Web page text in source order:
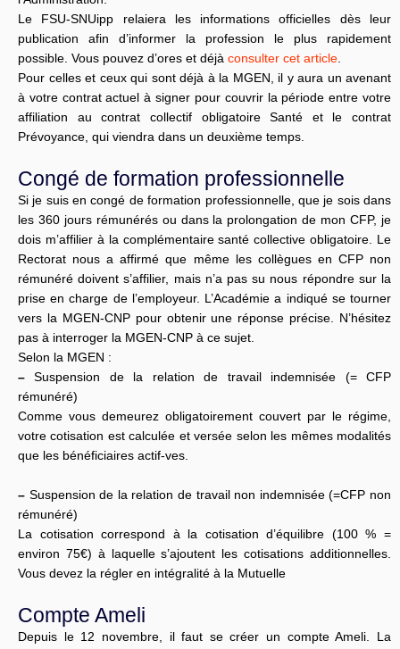
Le FSU-SNUipp relaiera les informations officielles dès leur
publication afin d’informer la profession le plus rapidement
possible. Vous pouvez d’ores et déjà consulter cet article.
Pour celles et ceux qui sont déjà à la MGEN, il y aura un avenant
à votre contrat actuel à signer pour couvrir la période entre votre
affiliation au contrat collectif obligatoire Santé et le contrat
Prévoyance, qui viendra dans un deuxième temps.
Congé de formation professionnelle
Si je suis en congé de formation professionnelle, que je sois dans
les 360 jours rémunérés ou dans la prolongation de mon CFP, je
dois m’affilier à la complémentaire santé collective obligatoire. Le
Rectorat nous a affirmé que même les collègues en CFP non
rémunéré doivent s’affilier, mais n’a pas su nous répondre sur la
prise en charge de l’employeur. L’Académie a indiqué se tourner
vers la MGEN-CNP pour obtenir une réponse précise. N’hésitez
pas à interroger la MGEN-CNP à ce sujet.
Selon la MGEN :
– Suspension de la relation de travail indemnisée (= CFP
rémunéré)
Comme vous demeurez obligatoirement couvert par le régime,
votre cotisation est calculée et versée selon les mêmes modalités
que les bénéficiaires actif-ves.
– Suspension de la relation de travail non indemnisée (=CFP non
rémunéré)
La cotisation correspond à la cotisation d’équilibre (100 % =
environ 75€) à laquelle s’ajoutent les cotisations additionnelles.
Vous devez la régler en intégralité à la Mutuelle
Compte Ameli
Depuis le 12 novembre, il faut se créer un compte Ameli. La